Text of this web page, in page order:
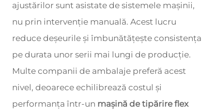
ajustărilor sunt asistate de sistemele mașinii,
nu prin intervenție manuală. Acest lucru
reduce deșeurile și îmbunătățește consistența
pe durata unor serii mai lungi de producție.
Multe companii de ambalaje preferă acest
nivel, deoarece echilibrează costul și
performanța într-un mașină de tipărire flex